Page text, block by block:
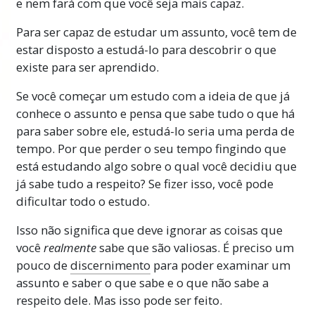
A Tecnologia de Estudo, desenvolvida por L.
Ron Hubbard, é uma tecnologia exata e
pessoas a se tornarem mais bem-sucedidas
na vida.
Nota Importante
Ao fazer este curso, certifique-se muito,
muito bem de nunca deixar passar uma
única razão pela qual uma pessoa desiste de
um estudo ou fica confusa ou incapaz de
aprender é porque deixou passar uma
palavra que não foi compreendida.Mais
Para ser capaz de estudar um assunto, você tem de
estar disposto a estudá-lo para descobrir o que
existe para ser aprendido.
Se você começar um estudo com a ideia de que já
conhece o assunto e pensa que sabe tudo o que há
para saber sobre ele, estudá-lo seria uma perda de
tempo. Por que perder o seu tempo fingindo que
está estudando algo sobre o qual você decidiu que
já sabe tudo a respeito? Se fizer isso, você pode
dificultar todo o estudo.
Isso não significa que deve ignorar as coisas que
vocêrealmentesabe que são valiosas. É preciso um
pouco dediscernimento para poder examinar um
assunto e saber o que sabe e o que não sabe a
respeito dele. Mas isso pode ser feito.